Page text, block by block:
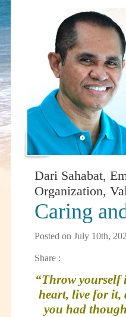
Dari Sahabat,
Organization,
Caring
Posted on July 10th,
Share :
“Throw yourself
heart, live for it,
you had